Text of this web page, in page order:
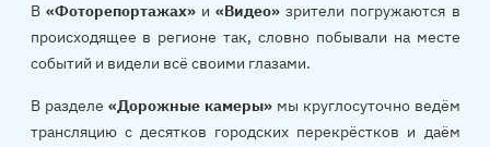
В «Фоторепортажах»и«Видео» зрители погружаются в
происходящее в регионе так, словно побывали на месте
событий и видели всё своими глазами.
В разделе «Дорожные камеры»мы круглосуточно ведём
трансляцию с десятков городских перекрёстков и даём